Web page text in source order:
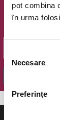
pot combina
în urma
consimțământului
Necesare
Preferinţe
Oferte